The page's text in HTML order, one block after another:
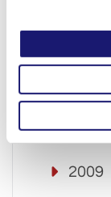
2012
2010
2009